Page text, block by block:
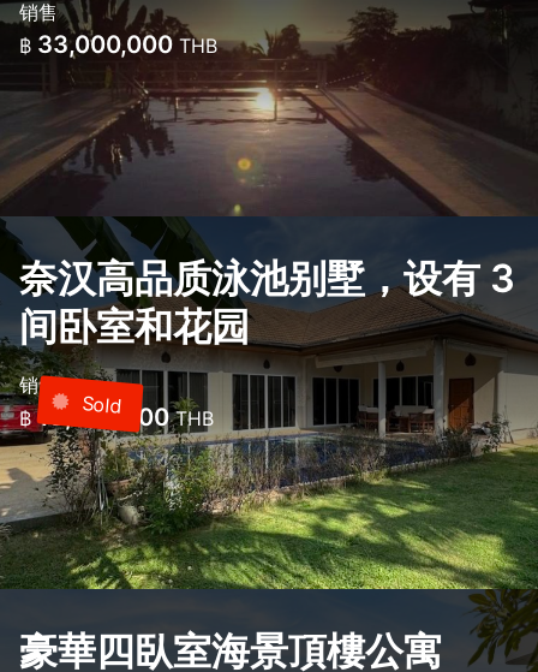
销售
฿ 33,000,000THB
奈汉高品质泳池别墅，设有 3
间卧室和花园
销售
Sold
฿ 18,000,000THB
豪華四臥室海景頂樓公寓